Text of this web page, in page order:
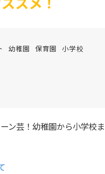
幼稚園 保育園 小学校
ン芸！幼稚園から小学校ま